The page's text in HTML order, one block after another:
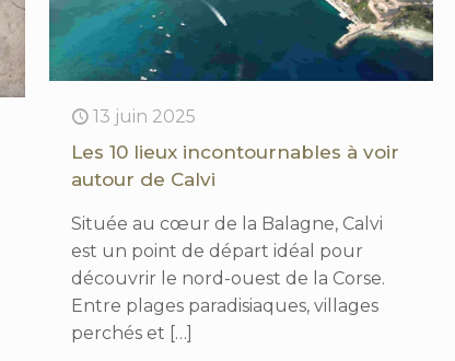
13 juin 2025
Les 10 lieux incontournables à voir
autour de Calvi
Située au cœur de la Balagne, Calvi
est un point de départ idéal pour
découvrir le nord-ouest de la Corse.
Entre plages paradisiaques, villages
perchés et […]